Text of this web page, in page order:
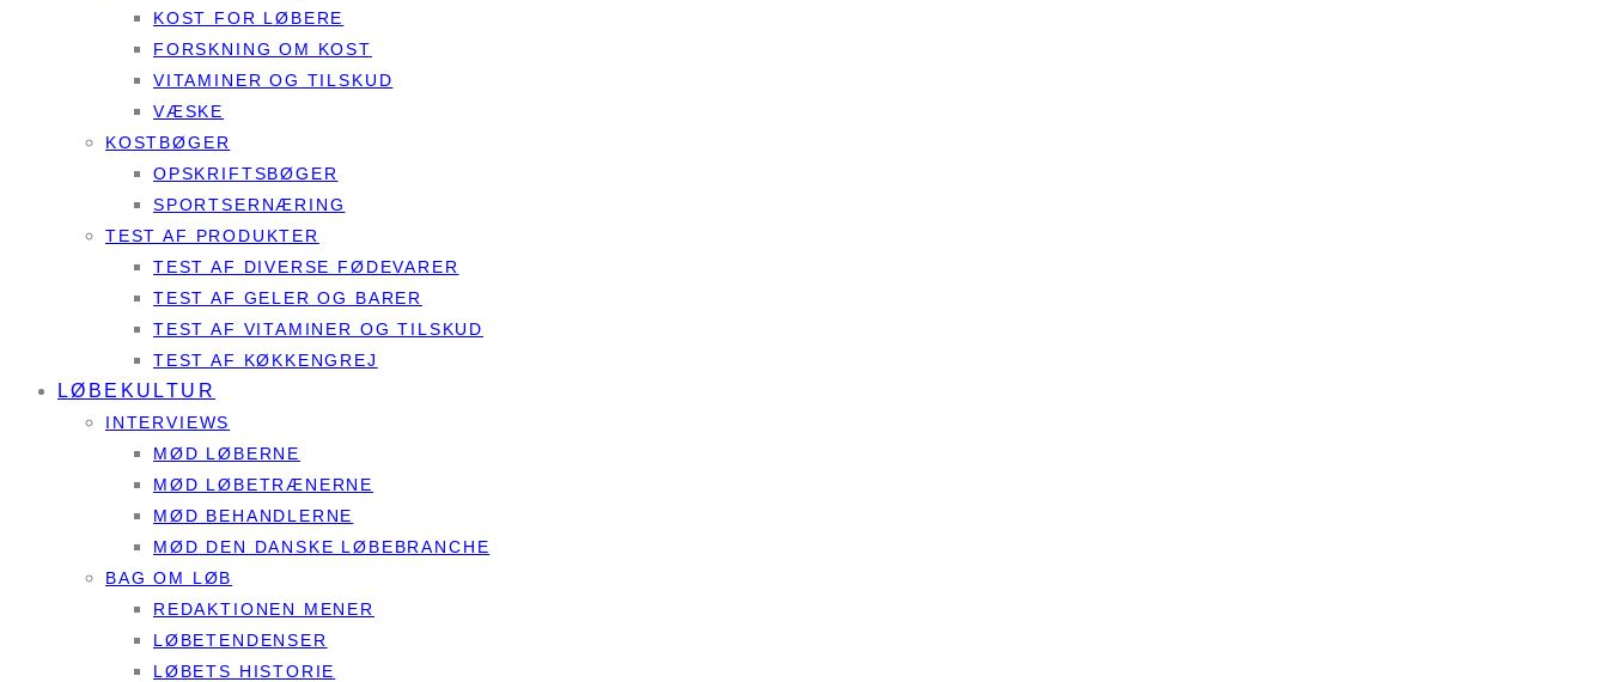
KOST FOR LØBERE
FORSKNING OM KOST
VITAMINER OG TILSKUD
VÆSKE
KOSTBØGER
OPSKRIFTSBØGER
SPORTSERNÆRING
TEST AF PRODUKTER
TEST AF DIVERSE FØDEVARER
TEST AF GELER OG BARER
TEST AF VITAMINER OG TILSKUD
TEST AF KØKKENGREJ
LØBEKULTUR
INTERVIEWS
MØD LØBERNE
MØD LØBETRÆNERNE
MØD BEHANDLERNE
MØD DEN DANSKE LØBEBRANCHE
BAG OM LØB
REDAKTIONEN MENER
LØBETENDENSER
LØBETS HISTORIE